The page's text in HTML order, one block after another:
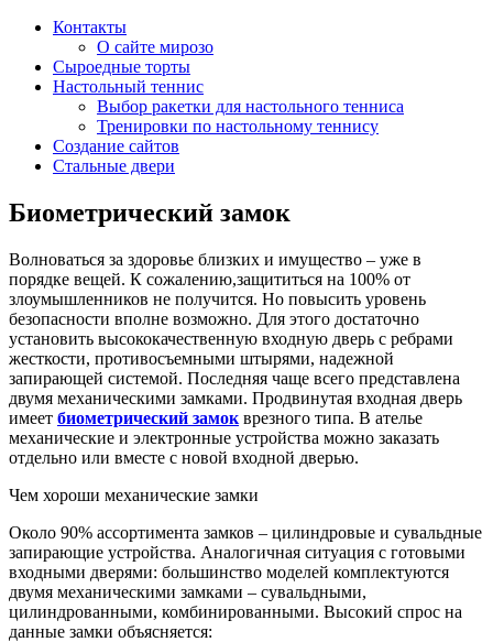
Контакты
О сайте мирозо
Сыроедные торты
Настольный теннис
Выбор ракетки для настольного тенниса
Тренировки по настольному теннису
Создание сайтов
Стальные двери
Биометрический замок
Волноваться за здоровье близких и имущество – уже в
порядке вещей. К сожалению,защититься на 100% от
злоумышленников не получится. Но повысить уровень
безопасности вполне возможно. Для этого достаточно
установить высококачественную входную дверь с ребрами
жесткости, противосъемными штырями, надежной
запирающей системой. Последняя чаще всего представлена
двумя механическими замками. Продвинутая входная дверь
имеет биометрический замок врезного типа. В ателье
механические и электронные устройства можно заказать
отдельно или вместе с новой входной дверью.
Чем хороши механические замки
Около 90% ассортимента замков – цилиндровые и сувальдные
запирающие устройства. Аналогичная ситуация с готовыми
входными дверями: большинство моделей комплектуются
двумя механическими замками – сувальдными,
цилиндрованными, комбинированными. Высокий спрос на
данные замки объясняется: